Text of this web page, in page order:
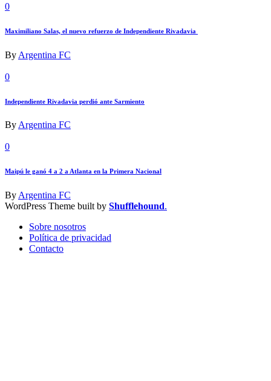
0
Maximiliano Salas, el nuevo refuerzo de Independiente Rivadavia
By Argentina FC
0
Independiente Rivadavia perdió ante Sarmiento
ByArgentina FC
0
Maipú le ganó 4 a 2 a Atlanta en la Primera Nacional
ByArgentina FC
WordPress Theme built by Shufflehound.
Sobre nosotros
Política de privacidad
Contacto